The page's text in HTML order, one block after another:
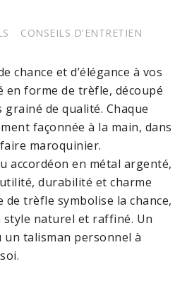
CONSEILS D'ENTRETIEN
chance et d’élégance à vos
en forme de trèfle, découpé
de qualité. Chaque
façonnée à la main, dans
maroquinier.
accordéon en métal argenté,
durabilité et charme
de trèfle symbolise la chance,
naturel et raffiné. Un
un talisman personnel à